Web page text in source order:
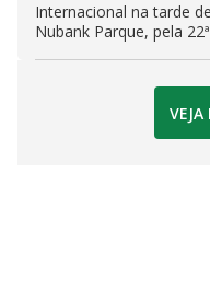
Internacional na tarde
Nubank Parque, pela